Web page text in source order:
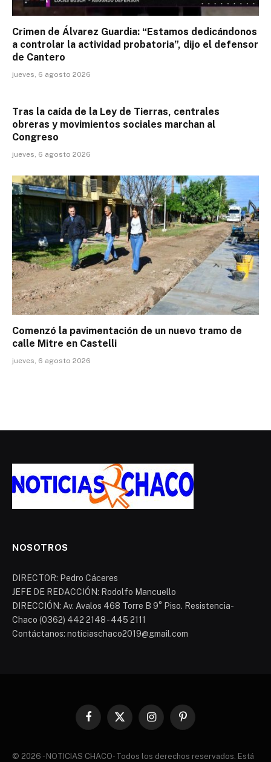
Crimen de Álvarez Guardia: “Estamos dedicándonos
a controlar la actividad probatoria”, dijo el defensor
de Cantero
jueves, 6 agosto 2026
Tras la caída de la Ley de Tierras, centrales
obreras y movimientos sociales marchan al
Congreso
jueves, 6 agosto 2026
Comenzó la pavimentación de un nuevo tramo de
calle Mitre en Castelli
jueves, 6 agosto 2026
NOSOTROS
DIRECTOR: Pedro Cáceres
JEFE DE REDACCIÓN: Rodolfo Mancuello
DIRECCIÓN: Av. Avalos 468 Torre B 9° Piso. Resistencia-
Chaco (0362) 442 2148 - 445 2111
Contáctanos: noticiaschaco2019@gmail.com
Facebook
X
InstagramPinterest
© 2026 - NOTICIAS CHACO- Todos los derechos reservados. Está